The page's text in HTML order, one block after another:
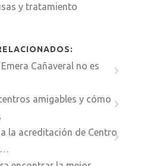
y tratamiento
Cañaveral no es
amigables y cómo
la acreditación de Centro